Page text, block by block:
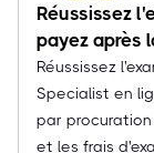
Réussissez
payez après
Réussissez
Specialist en
par procuration
et les frais